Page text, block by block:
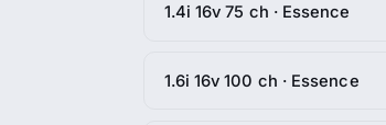
1.4i 16v 75 ch · Essence
1.6i 16v 100 ch · Essence